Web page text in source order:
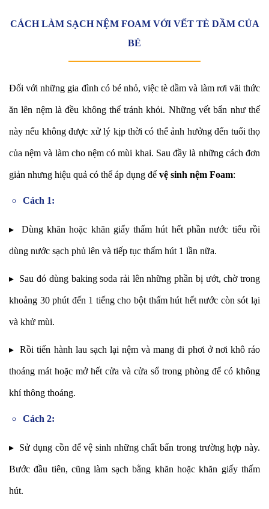
CÁCH LÀM SẠCH NỆM FOAM VỚI VẾT TÈ DẦM CỦA
BÉ
Đối với những gia đình có bé nhỏ, việc tè dầm và làm rơi vãi thức
ăn lên nệm là đều không thể tránh khỏi. Những vết bẩn như thế
này nếu không được xử lý kịp thời có thể ảnh hưởng đến tuổi thọ
của nệm và làm cho nệm có mùi khai. Sau đầy là những cách đơn
giản nhưng hiệu quả có thể áp dụng để vệ sinh nệm Foam:
Cách 1:
▸ Dùng khăn hoặc khăn giấy thấm hút hết phần nước tiểu rồi
dùng nước sạch phủ lên và tiếp tục thấm hút 1 lần nữa.
▸ Sau đó dùng baking soda rải lên những phần bị ướt, chờ trong
khoảng 30 phút đến 1 tiếng cho bột thấm hút hết nước còn sót lại
và khử mùi.
▸ Rồi tiến hành lau sạch lại nệm và mang đi phơi ở nơi khô ráo
thoáng mát hoặc mở hết cửa và cửa sổ trong phòng để có không
khí thông thoáng.
Cách 2:
▸ Sử dụng cồn để vệ sinh những chất bẩn trong trường hợp này.
Bước đầu tiên, cũng làm sạch bằng khăn hoặc khăn giấy thấm
hút.